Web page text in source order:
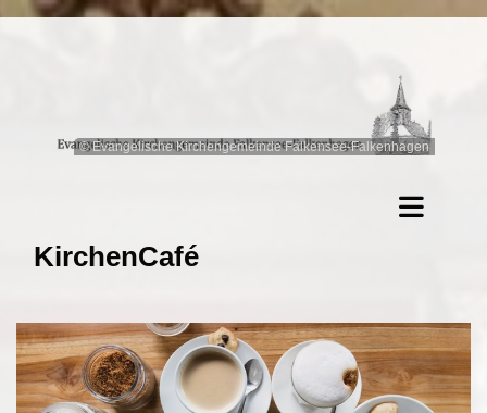
© Evangelische Kirchengemeinde Falkensee-Falkenhagen
KirchenCafé